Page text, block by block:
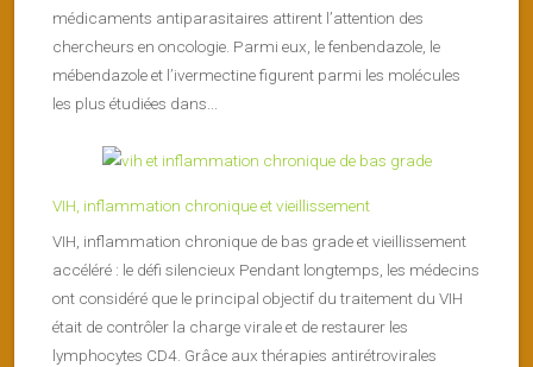
médicaments antiparasitaires attirent l’attention des
chercheurs en oncologie. Parmi eux, le fenbendazole, le
mébendazole et l’ivermectine figurent parmi les molécules
les plus étudiées dans...
VIH, inflammation chronique et vieillissement
VIH, inflammation chronique de bas grade et vieillissement
accéléré : le défi silencieux Pendant longtemps, les médecins
ont considéré que le principal objectif du traitement du VIH
était de contrôler la charge virale et de restaurer les
lymphocytes CD4. Grâce aux thérapies antirétrovirales